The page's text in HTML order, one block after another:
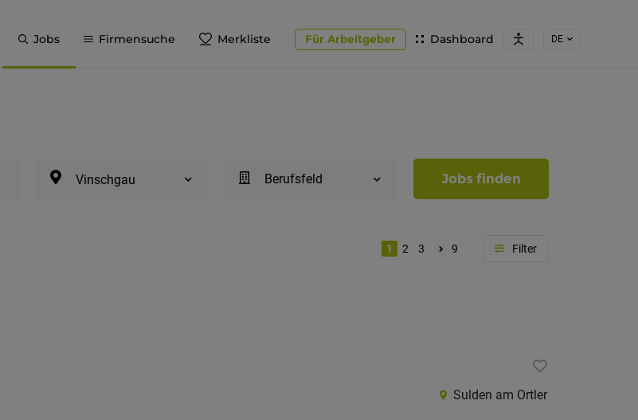
Jobs Firmensuche Merkliste Dashboard
Für Arbeitgeber DE
Vinschgau Berufsfeld Jobs finden
1 2 3 9
Sulden am Ortler